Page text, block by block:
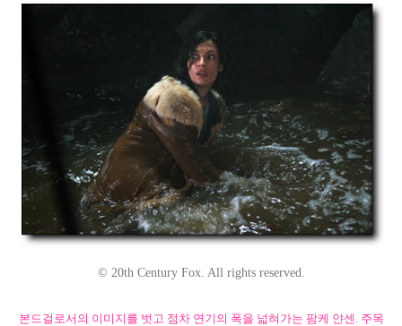
© 20th Century Fox. All rights reserved.
본드걸로서의 이미지를 벗고 점차 연기의 폭을 넓혀가는 팜케 얀센. 주목